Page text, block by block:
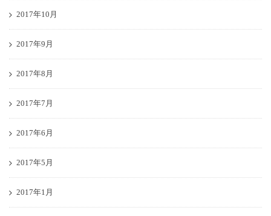
2017年10月
2017年9月
2017年8月
2017年7月
2017年6月
2017年5月
2017年1月